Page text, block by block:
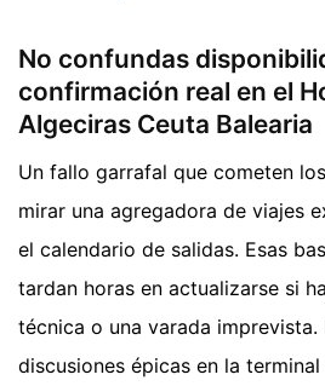
No confundas
confirmación real en el
Algeciras Ceuta Balearia
Un fallo garrafal que cometen
mirar una agregadora de viajes
el calendario de salidas. Esas
tardan horas en actualizarse si
técnica o una varada imprevista.
discusiones épicas en la